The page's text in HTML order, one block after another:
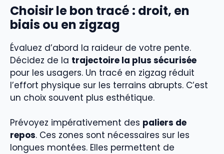
Choisir le bon tracé : droit, en
biais ou en zigzag
Évaluez d’abord la raideur de votre pente.
Décidez de la trajectoire la plus sécurisée
pour les usagers. Un tracé en zigzag réduit
l’effort physique sur les terrains abrupts. C’est
un choix souvent plus esthétique.
Prévoyez impérativement des paliers de
repos. Ces zones sont nécessaires sur les
longues montées. Elles permettent de